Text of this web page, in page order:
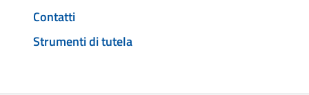
Contatti
Strumenti di tutela